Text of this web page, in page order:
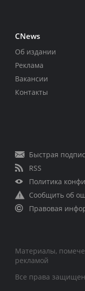
CNews
Об издании
Реклама
Вакансии
Контакты
Быстрая
RSS
Политика
Сообщить об
Правовая
Материалы,
рекламой
Все права